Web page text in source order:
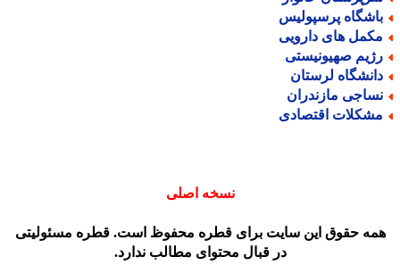
پرسپولیس
های دارویی
صهیونیستی
لرستان
مازندران
اقتصادی
نسخه اصلی
حقوق این سایت برای قطره محفوظ است. قطره مسئولیتی
در قبال محتوای مطالب ندارد.